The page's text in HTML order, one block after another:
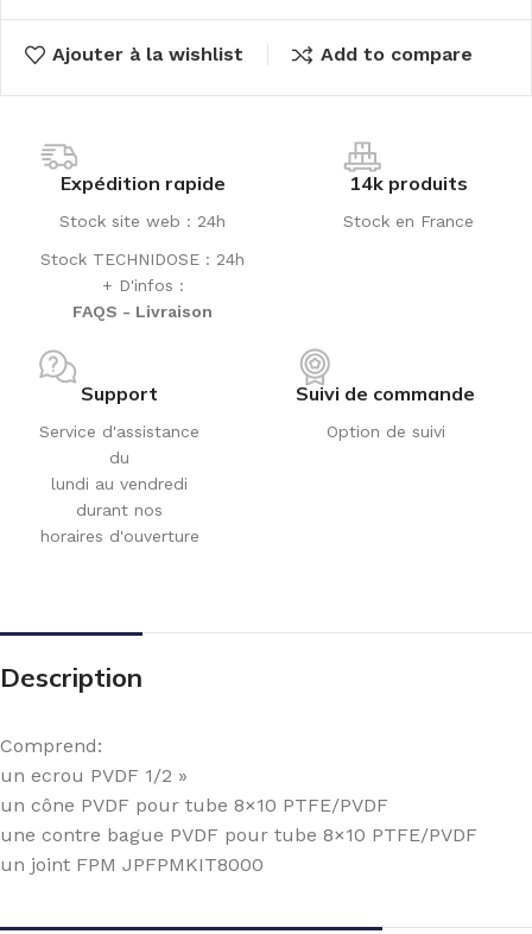
Ajouter à la wishlist Add to compare
Expédition rapide
Stock site web : 24h
Stock TECHNIDOSE : 24h
+ D'infos :
FAQS - Livraison
14k produits
Stock en France
Support
Service d'assistance
du
lundi au vendredi
durant nos
horaires d'ouverture
Suivi de commande
Option de suivi
Description
Comprend:
un ecrou PVDF 1/2 »
un cône PVDF pour tube 8×10 PTFE/PVDF
une contre bague PVDF pour tube 8×10 PTFE/PVDF
un joint FPM JPFPMKIT8000